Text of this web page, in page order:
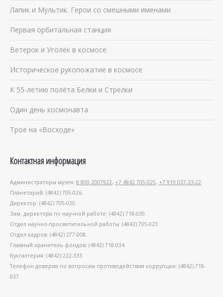
Лапик и Мультик. Герои со смешными именами
Первая орбитальная станция
Ветерок и Уголёк в космосе
Историческое рукопожатие в космосе
К 55-летию полёта Белки и Стрелки
Один день космонавта
Трое на «Восходе»
Контактная информация
Администраторы музея: 8 800 2007922, +7 4842 705-025, +7 919 037-33-22.
Планетарий: (4842) 705-026.
Директор: (4842) 705-020.
Зам. директора по научной работе: (4842) 718-030.
Отдел научно-просветительной работы: (4842) 705-023.
Отдел кадров: (4842) 277-008.
Главный хранитель фондов: (4842) 718-034.
Бухгалтерия: (4842) 222-333.
Телефон доверия по вопросам противодействия коррупции: (4842) 718-
037.